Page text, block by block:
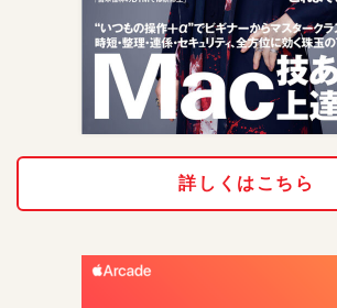
詳しくはこちら